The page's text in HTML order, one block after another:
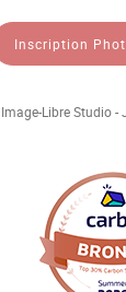
Inscription
Libre Studio